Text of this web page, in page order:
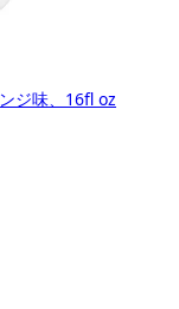
ジ味、16fl oz